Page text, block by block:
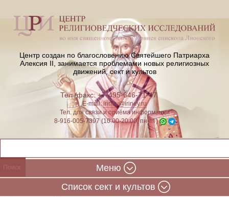
Центр создан по благословению Святейшего Патриарха
Алексия II, занимается проблемами новых религиозных
движений, сект и культов
Тел./факс: +7-495-646-71-47
E-mail:iriney@iriney.ru
Тел. для связи и приёма информации
8-916-005-7397 (10:00-20:00, пн-пт)
Меню
Cписок сект и культов